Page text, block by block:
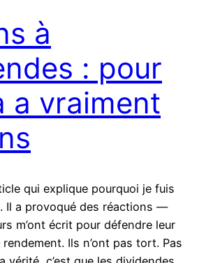
à
: pour
a vraiment
qui explique pourquoi je fuis
Il a provoqué des réactions —
m’ont écrit pour défendre leur
Ils n’ont pas tort. Pas